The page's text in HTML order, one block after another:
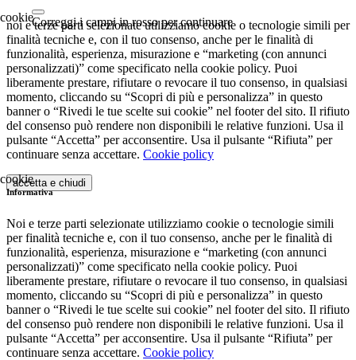
Correggi i campi in rosso per continuare
noi e terze parti selezionate utilizziamo cookie o tecnologie simili per
finalità tecniche e, con il tuo consenso, anche per le finalità di
funzionalità, esperienza, misurazione e “marketing (con annunci
personalizzati)” come specificato nella cookie policy. Puoi
liberamente prestare, rifiutare o revocare il tuo consenso, in qualsiasi
momento, cliccando su “Scopri di più e personalizza” in questo
banner o “Rivedi le tue scelte sui cookie” nel footer del sito. Il rifiuto
del consenso può rendere non disponibili le relative funzioni. Usa il
pulsante “Accetta” per acconsentire. Usa il pulsante “Rifiuta” per
continuare senza accettare. Cookie policy
accetta e chiudi
Informativa
Noi e terze parti selezionate utilizziamo cookie o tecnologie simili
per finalità tecniche e, con il tuo consenso, anche per le finalità di
funzionalità, esperienza, misurazione e “marketing (con annunci
personalizzati)” come specificato nella cookie policy. Puoi
liberamente prestare, rifiutare o revocare il tuo consenso, in qualsiasi
momento, cliccando su “Scopri di più e personalizza” in questo
banner o “Rivedi le tue scelte sui cookie” nel footer del sito. Il rifiuto
del consenso può rendere non disponibili le relative funzioni. Usa il
pulsante “Accetta” per acconsentire. Usa il pulsante “Rifiuta” per
continuare senza accettare. Cookie policy